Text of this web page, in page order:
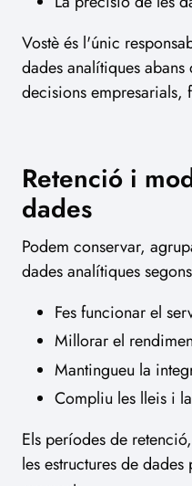
Vostè és l'únic
dades analítiques
decisions empresarials,
Retenció i
dades
Podem conservar,
dades analítiques
Fes funcionar el
Millorar el
Mantingueu la
Compliu les lleis i
Els períodes de
les estructures de